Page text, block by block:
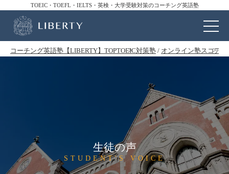
TOEIC・TOEFL・IELTS・英検・大学受験対策のコーチング英語塾
コーチング英語塾【LIBERTY】TOPTOEIC対策塾 / オンライン塾スコア
生徒の声
STUDENT'S VOICE